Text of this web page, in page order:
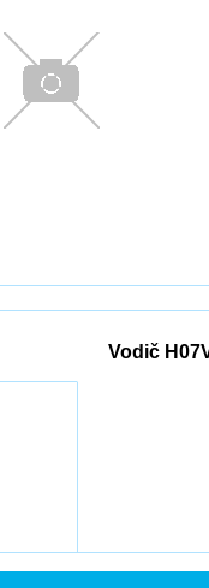
Vodič